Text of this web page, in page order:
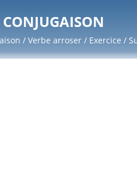
/ Verbe arroser / Exercice /